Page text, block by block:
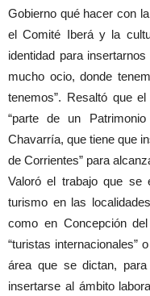
Gobierno qué hacer con
el Comité Iberá y la
identidad para
mucho ocio, donde
tenemos”. Resaltó que
“parte de un
Chavarría, que tiene que
de Corrientes” para
Valoró el trabajo que se
turismo en las
como en Concepción
“turistas internacionales”
área que se dictan,
insertarse al ámbito